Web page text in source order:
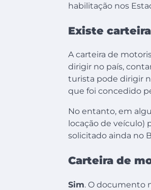
habilitação nos
Existe
A carteira de
dirigir no país,
turista pode dirigir
que foi concedido
No entanto, em
locação de veículo)
solicitado ainda no
Carteira de
Sim. O documento